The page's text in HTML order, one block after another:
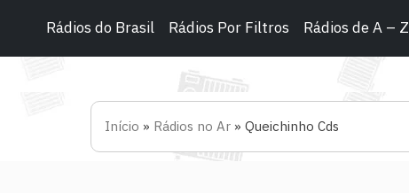
Rádios do Brasil Rádios Por Filtros Rádios de A – Z
Início » Rádios no Ar » Queichinho Cds